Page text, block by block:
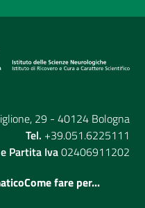
29 - 40124 Bologna
Tel. +39.051.6225111
Partita Iva02406911202
Come fare per...